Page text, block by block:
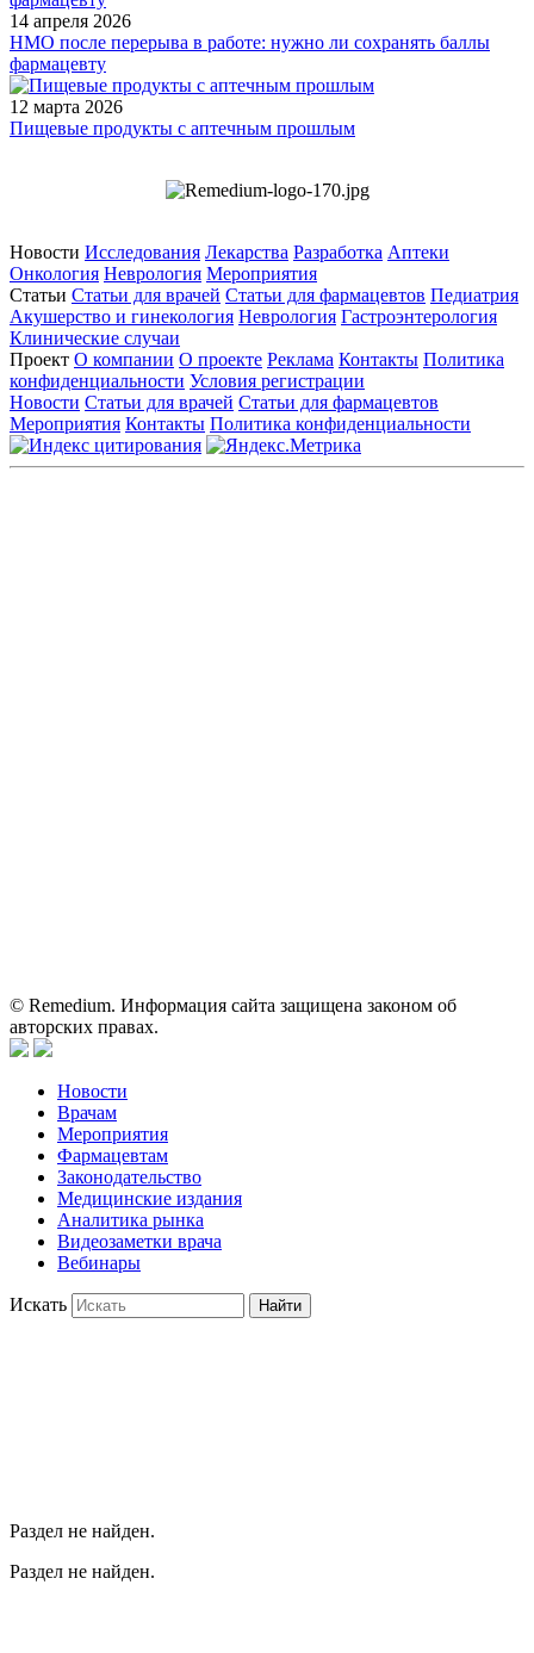
14 апреля 2026
НМО после перерыва в работе: нужно ли сохранять баллы
фармацевту
12 марта 2026
Пищевые продукты с аптечным прошлым
Новости Исследования Лекарства Разработка Аптеки
Онкология Неврология Мероприятия
Статьи Статьи для врачей Статьи для фармацевтов Педиатрия
Акушерство и гинекология Неврология Гастроэнтерология
Клинические случаи
Проект О компании О проекте Реклама Контакты Политика
конфиденциальности Условия регистрации
Новости Статьи для врачей Статьи для фармацевтов
Мероприятия Контакты Политика конфиденциальности
© Remedium. Информация сайта защищена законом об
авторских правах.
Новости
Врачам
Мероприятия
Фармацевтам
Законодательство
Медицинские издания
Аналитика рынка
Видеозаметки врача
Вебинары
Искать Найти
Раздел не найден.
Раздел не найден.